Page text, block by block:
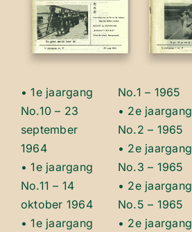
• 1e jaargang
No.10 – 23
september
1964
• 1e jaargang
No.11 – 14
oktober 1964
• 1e jaargang
No.1 – 1965
• 2e jaargang
No.2 – 1965
• 2e jaargang
No.3 – 1965
• 2e jaargang
No.5 – 1965
• 2e jaargang